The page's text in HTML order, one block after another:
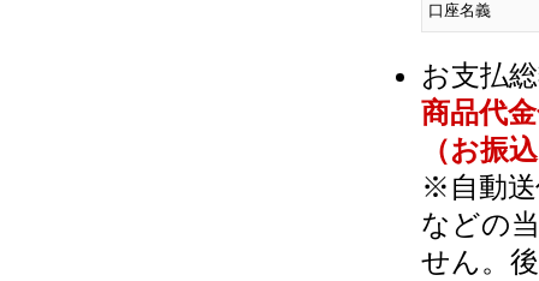
口座名義
お支払
商品代
（お振
※自動送
などの
せん。